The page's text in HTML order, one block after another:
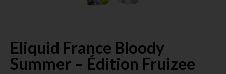
Eliquid France Bloody
Summer – Édition Fruizee